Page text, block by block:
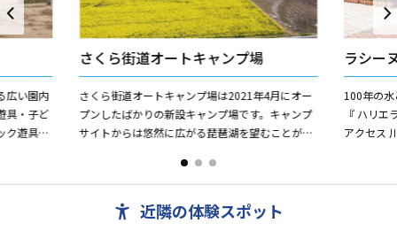
広い園内
具・子ど
ク遊具・
さくら街道オートキャンプ場
さくら街道オートキャンプ場は2021年4月にオー
プンしたばかりの新設キャンプ場です。キャンプ
サイトからは悠然に広がる琵琶湖を望むことがで
ポーツや、レンタル...
ラシー
100年の
『 ハリ
アクセス
近隣の体験スポット